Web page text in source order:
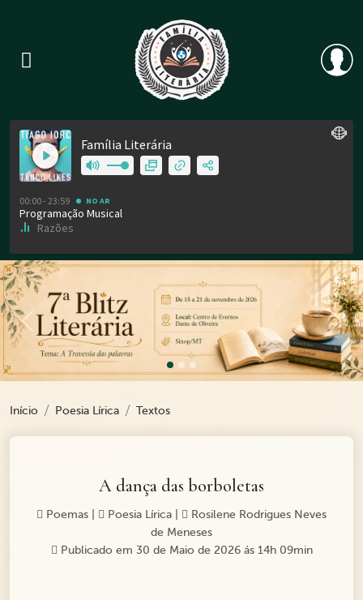
Previous
Início Poesia Lírica Textos
A dança das borboletas
Poemas Poesia Lírica
Rosilene Rodrigues Neves
de Meneses
Publicado em 30 de Maio de 2026 ás 14h 09min